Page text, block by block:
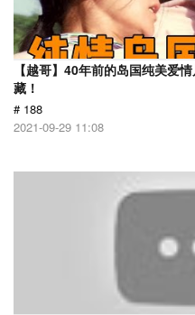
【越哥】40年前的岛国纯美爱
藏！
# 188
2021-09-29 11:08